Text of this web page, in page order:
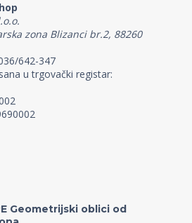
zona Blizanci br.2, 88260
642-347
u trgovački registar:
Geometrijski oblici od